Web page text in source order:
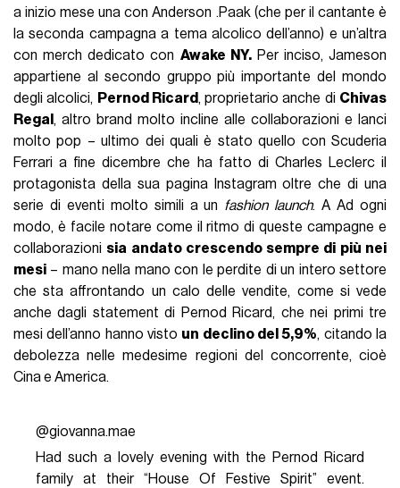
a inizio mese una con Anderson .Paak (che per il cantante è
la seconda campagna a tema alcolico dell’anno) e un’altra
con merch dedicato con Awake NY.Per inciso, Jameson
appartiene al secondo gruppo più importante del mondo
degli alcolici, Pernod Ricard , proprietario anche di Chivas
Regal , altro brand molto incline alle collaborazioni e lanci
molto pop – ultimo dei quali è stato quello con Scuderia
Ferrari a fine dicembre che ha fatto di Charles Leclerc il
protagonista della sua pagina Instagram oltre che di una
serie di eventi molto simili a un fashion launch. A Ad ogni
modo, è facile notare come il ritmo di queste campagne e
collaborazioni sia andato crescendo sempre di più nei
mesi – mano nella mano con le perdite di un intero settore
che sta affrontando un calo delle vendite, come si vede
anche dagli statement di Pernod Ricard, che nei primi tre
mesi dell’anno hanno visto un declino del 5,9%, citando la
debolezza nelle medesime regioni del concorrente, cioè
Cina e America.
@giovanna.mae
Had such a lovely evening with the Pernod Ricard
family at their “House Of Festive Spirit” event.